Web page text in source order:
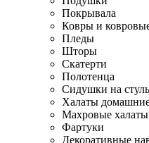
Покрывала
Ковры и
Пледы
Шторы
Скатерти
Полотенца
Сидушки на
Халаты
Махровые халаты
Фартуки
Декоративные